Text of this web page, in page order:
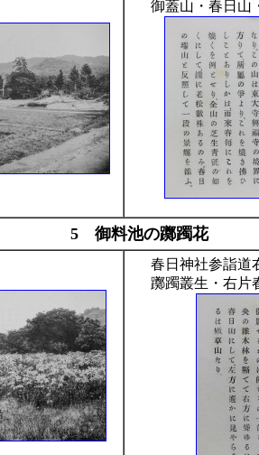
御蓋山・春日山
5 御料池の躑躅花
春日神社参詣道
躑躅叢生・右片